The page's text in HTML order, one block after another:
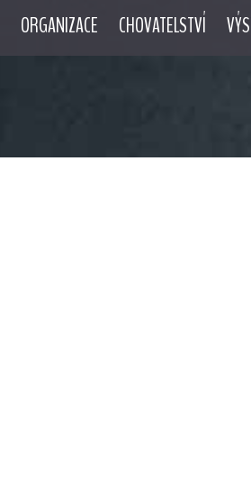
ORGANIZACE CHOVATELSTVÍ